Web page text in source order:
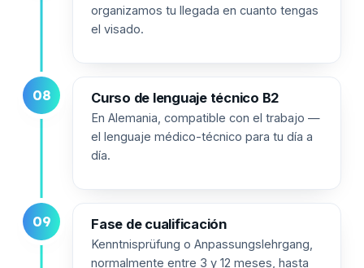
organizamos tu llegada en cuanto tengas
el visado.
08 Curso de lenguaje técnico B2
En Alemania, compatible con el trabajo —
el lenguaje médico-técnico para tu día a
día.
09 Fase de cualificación
Kenntnisprüfung o Anpassungslehrgang,
normalmente entre 3 y 12 meses, hasta